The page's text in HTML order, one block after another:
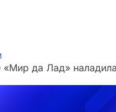
да Лад»